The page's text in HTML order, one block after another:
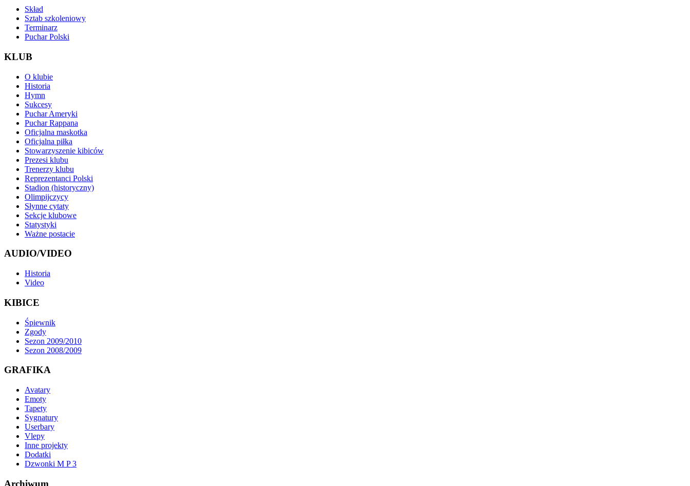
Skład
Sztab szkoleniowy
Terminarz
Puchar Polski
KLUB
O klubie
Historia
Hymn
Sukcesy
Puchar Ameryki
Puchar Rappana
Oficjalna maskotka
Oficjalna piłka
Stowarzyszenie kibiców
Prezesi klubu
Trenerzy klubu
Reprezentanci Polski
Stadion (historyczny)
Olimpijczycy
Słynne cytaty
Sekcje klubowe
Statystyki
Ważne postacie
AUDIO/VIDEO
Historia
Video
KIBICE
Śpiewnik
Zgody
Sezon 2009/2010
Sezon 2008/2009
GRAFIKA
Avatary
Emoty
Tapety
Sygnatury
Userbary
Vlepy
Inne projekty
Dodatki
Dzwonki M P 3
Archiwum